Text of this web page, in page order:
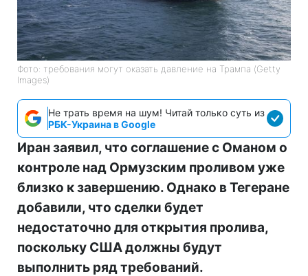
Фото: требования могут оказать давление на Трампа (Getty
Images)
Не трать время на шум! Читай только суть из
РБК-Украина в Google
Иран заявил, что соглашение с Оманом о
контроле над Ормузским проливом уже
близко к завершению. Однако в Тегеране
добавили, что сделки будет
недостаточно для открытия пролива,
поскольку США должны будут
выполнить ряд требований.